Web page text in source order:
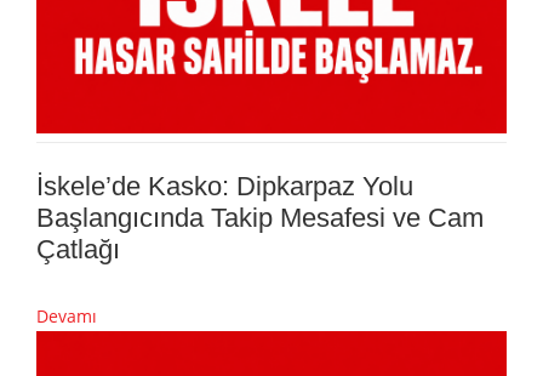
İskele’de Kasko: Dipkarpaz Yolu
Başlangıcında Takip Mesafesi ve Cam
Çatlağı
Devamı